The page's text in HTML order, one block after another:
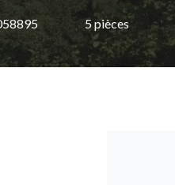
5 pièces